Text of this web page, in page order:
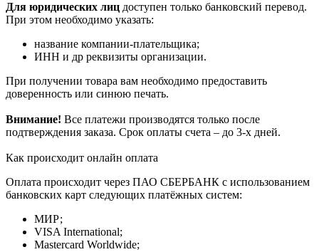
Для юридических лиц доступен только банковский перевод.
При этом необходимо указать:
название компании-плательщика;
ИНН и др реквизиты организации.
При получении товара вам необходимо предоставить
доверенность или синюю печать.
Внимание! Все платежи производятся только после
подтверждения заказа. Срок оплаты счета – до 3-х дней.
Как происходит онлайн оплата
Оплата происходит через ПАО СБЕРБАНК с использованием
банковских карт следующих платёжных систем:
МИР;
VISA International;
Mastercard Worldwide;